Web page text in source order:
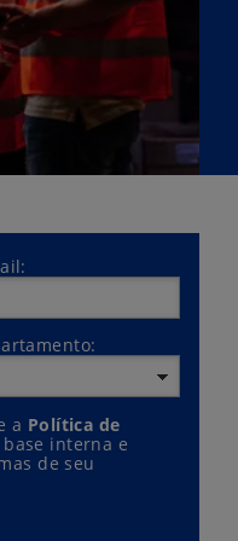
a Política de
interna e
de seu